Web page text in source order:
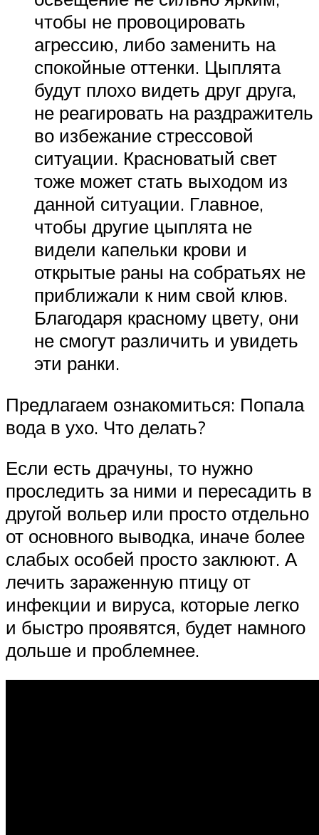
чтобы не провоцировать
агрессию, либо заменить на
спокойные оттенки. Цыплята
будут плохо видеть друг друга,
не реагировать на раздражитель
во избежание стрессовой
ситуации. Красноватый свет
тоже может стать выходом из
данной ситуации. Главное,
чтобы другие цыплята не
видели капельки крови и
открытые раны на собратьях не
приближали к ним свой клюв.
Благодаря красному цвету, они
не смогут различить и увидеть
эти ранки.
Предлагаем ознакомиться: Попала
вода в ухо. Что делать?
Если есть драчуны, то нужно
проследить за ними и пересадить в
другой вольер или просто отдельно
от основного выводка, иначе более
слабых особей просто заклюют. А
лечить зараженную птицу от
инфекции и вируса, которые легко
и быстро проявятся, будет намного
дольше и проблемнее.